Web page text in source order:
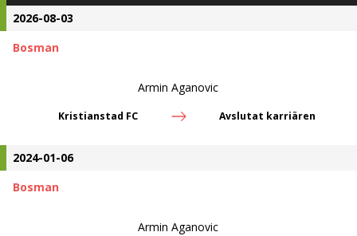
2026-08-03
Bosman
Armin Aganovic
Kristianstad FC Avslutat karriären
2024-01-06
Bosman
Armin Aganovic